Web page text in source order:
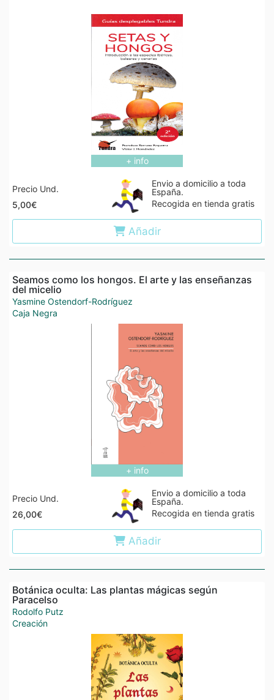
+ info
Precio Und.
5,00€
Envio a domicilio a toda
España.
Recogida en tienda gratis
Añadir
Seamos como los hongos. El arte y las enseñanzas
del micelio
Yasmine Ostendorf-Rodríguez
Caja Negra
+ info
Precio Und.
26,00€
Envio a domicilio a toda
España.
Recogida en tienda gratis
Añadir
Botánica oculta: Las plantas mágicas según
Paracelso
Rodolfo Putz
Creación